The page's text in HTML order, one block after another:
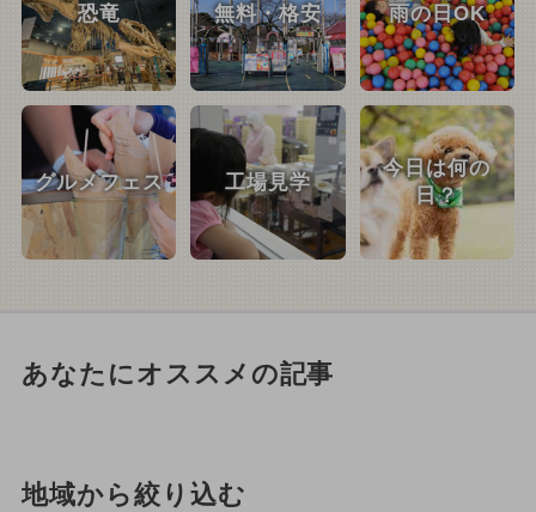
恐竜 無料・格安 雨の日OK
グルメフェス 工場見学
今日は何の
日？
あなたにオススメの記事
地域から絞り込む